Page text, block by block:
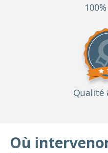
Qualité
Où